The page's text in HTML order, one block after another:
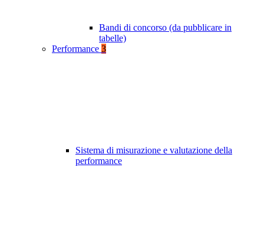
Bandi di concorso (da pubblicare in
tabelle)
Performance 3
Sistema di misurazione e valutazione della
performance